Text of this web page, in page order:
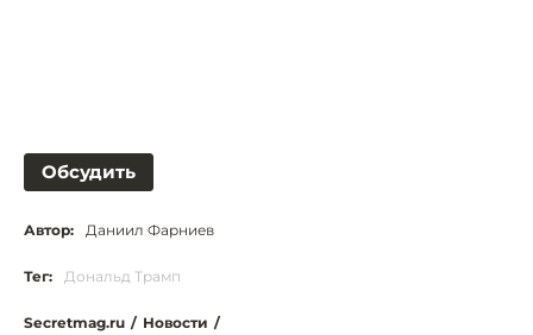
Обсудить
Автор: Даниил Фарниев
Тег: Дональд Трамп
Secretmag.ru / Новости /